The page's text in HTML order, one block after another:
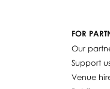
FOR
Our
Support
Venue